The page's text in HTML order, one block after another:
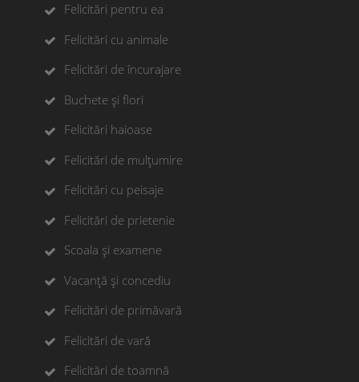
Felicitări pentru ea
Felicitări cu animale
Felicitări de încurajare
Buchete și flori
Felicitări haioase
Felicitări de mulțumire
Felicitări cu peisaje
Felicitări de prietenie
Scoala și examene
Vacanță și concediu
Felicitări de primăvară
Felicitări de vară
Felicitări de toamnă